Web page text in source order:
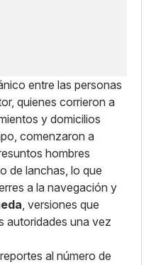
entre las personas
quienes corrieron a
y domicilios
comenzaron a
hombres
de lanchas, lo que
a la navegación y
, versiones que
autoridades una vez
al número de